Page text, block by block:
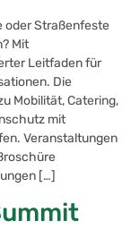
oder Straßenfeste
Mit
Leitfaden für
Die
Mobilität, Catering,
mit
Veranstaltungen
[…]